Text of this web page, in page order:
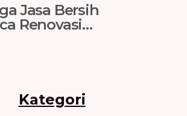
Jasa Bersih
Renovasi
Kategori